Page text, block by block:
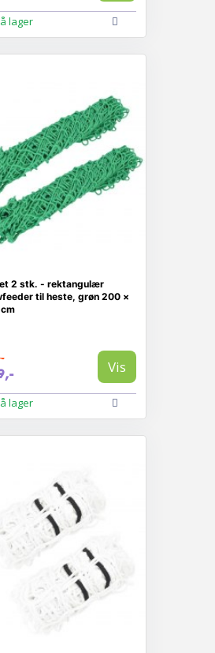
lager
2 stk. - rektangulær
til heste, grøn 200 ×
Vis
lager